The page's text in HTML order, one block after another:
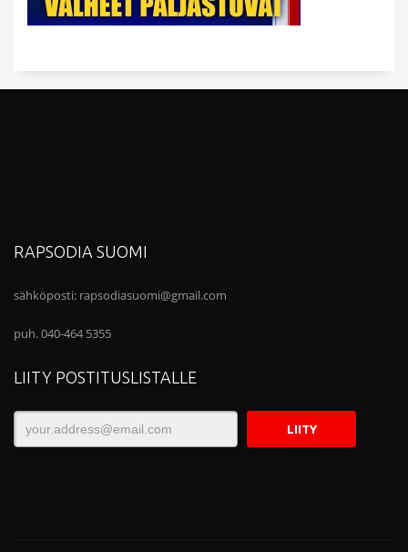
RAPSODIA SUOMI
sähköposti: rapsodiasuomi@gmail.com
puh. 040-464 5355
LIITY POSTITUSLISTALLE